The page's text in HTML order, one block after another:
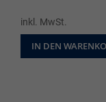
inkl. MwSt.
IN DEN